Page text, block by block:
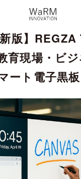
新版】
育現場・ビ
ート電子黒